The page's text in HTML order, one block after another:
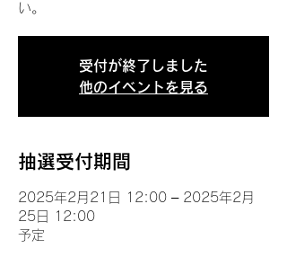
い。
受付が終了しました
他のイベントを見る
抽選受付期間
2025年2月21日 12:00 – 2025年2月
25日 12:00
予定